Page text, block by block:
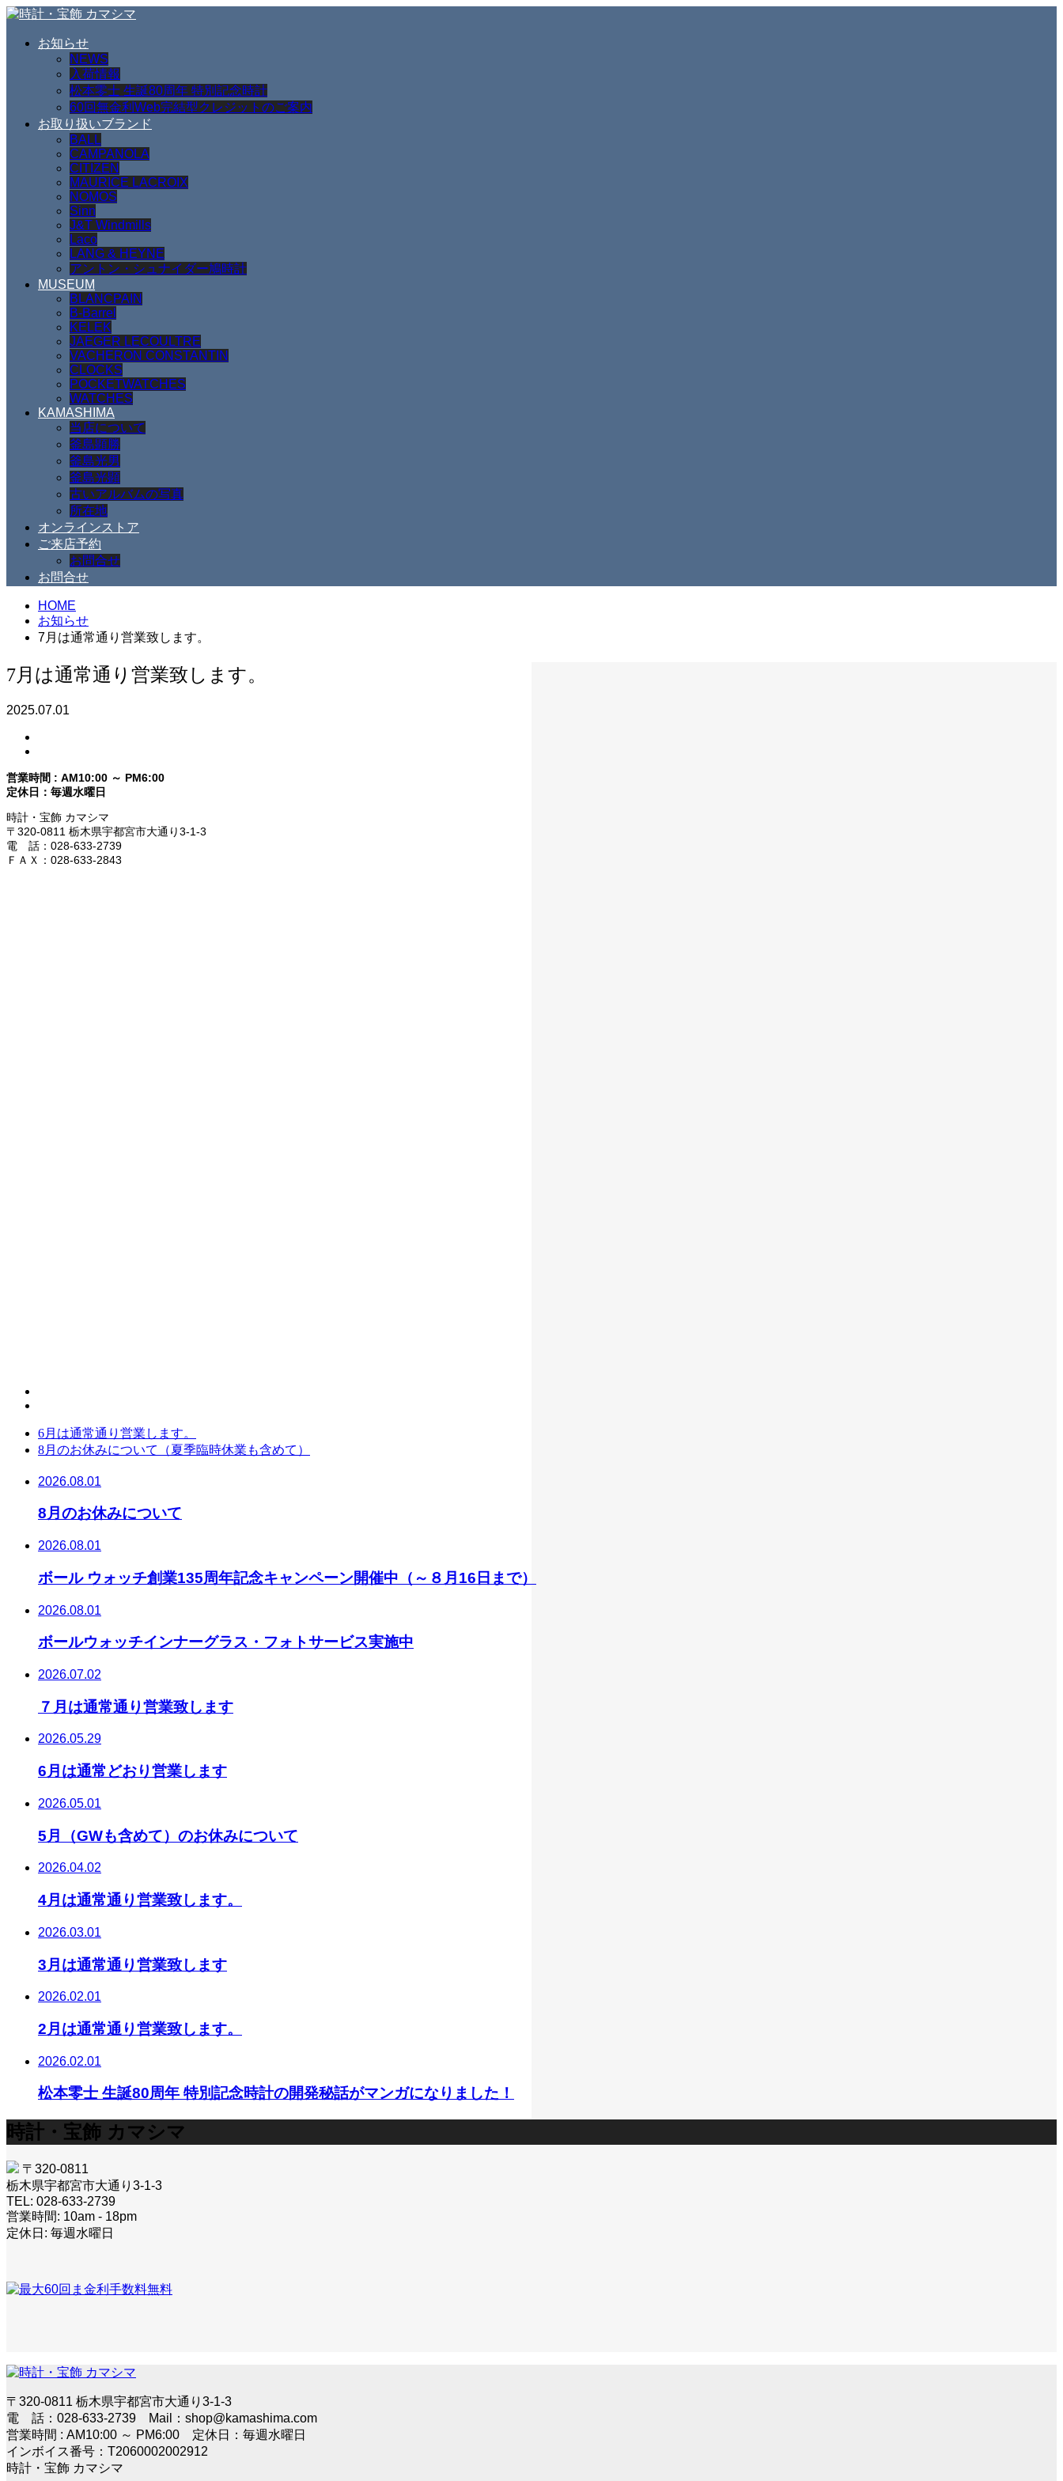
お知らせ
NEWS
入荷情報
松本零士 生誕80周年 特別記念時計
60回無金利Web完結型クレジットのご案内
お取り扱いブランド
BALL
CAMPANOLA
CITIZEN
MAURICE LACROIX
NOMOS
Sinn
J&T Windmills
Laco
LANG & HEYNE
アントン・シュナイダー鳩時計
MUSEUM
BLANCPAIN
B-Barrel
KELEK
JAEGER LECOULTRE
VACHERON CONSTANTIN
CLOCKS
POCKETWATCHES
WATCHES
KAMASHIMA
当店について
釜島顕勝
釜島光男
釜島光顕
古いアルバムの写真
所在地
オンラインストア
ご来店予約
お問合せ
お問合せ
HOME
お知らせ
7月は通常通り営業致します。
7月は通常通り営業致します。
2025.07.01
営業時間 : AM10:00 ～ PM6:00
定休日：毎週水曜日
時計・宝飾 カマシマ
〒320-0811 栃木県宇都宮市大通り3-1-3
電 話：028-633-2739
ＦＡＸ：028-633-2843
6月は通常通り営業します。
8月のお休みについて（夏季臨時休業も含めて）
2026.08.01
8月のお休みについて
2026.08.01
ボール ウォッチ創業135周年記念キャンペーン開催中（～８月16日まで）
2026.08.01
ボールウォッチインナーグラス・フォトサービス実施中
2026.07.02
７月は通常通り営業致します
2026.05.29
6月は通常どおり営業します
2026.05.01
5月（GWも含めて）のお休みについて
2026.04.02
4月は通常通り営業致します。
2026.03.01
3月は通常通り営業致します
2026.02.01
2月は通常通り営業致します。
2026.02.01
松本零士 生誕80周年 特別記念時計の開発秘話がマンガになりました！
時計・宝飾 カマシマ
〒320-0811
栃木県宇都宮市大通り3-1-3
TEL: 028-633-2739
営業時間: 10am - 18pm
定休日: 毎週水曜日
〒320-0811 栃木県宇都宮市大通り3-1-3
電 話：028-633-2739 Mail：shop@kamashima.com
営業時間 : AM10:00 ～ PM6:00 定休日：毎週水曜日
インボイス番号：T2060002002912
時計・宝飾 カマシマ